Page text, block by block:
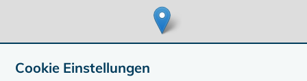
Cookie Einstellungen